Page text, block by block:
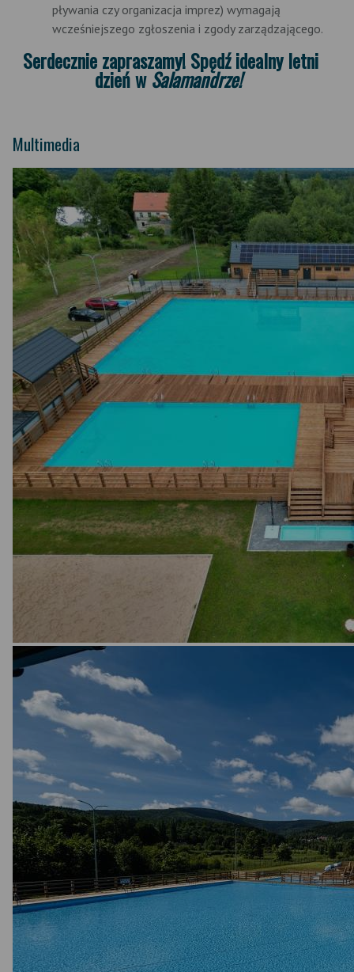
pływania czy organizacja imprez) wymagają
wcześniejszego zgłoszenia i zgody zarządzającego.
Serdecznie zapraszamy! Spędź idealny letni
dzień wSalamandrze!
Multimedia